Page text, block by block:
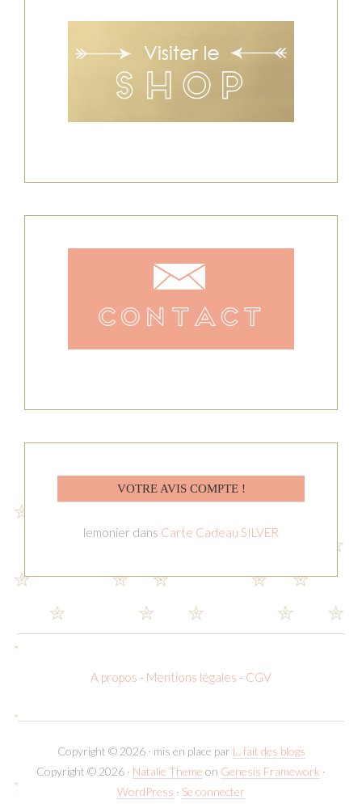
VOTRE AVIS COMPTE !
lemonier dans Carte Cadeau SILVER
A propos - Mentions légales - CGV
Copyright © 2026 · mis en place par L. fait des blogs
Copyright © 2026 · Natalie Theme on Genesis Framework ·
WordPress · Se connecter